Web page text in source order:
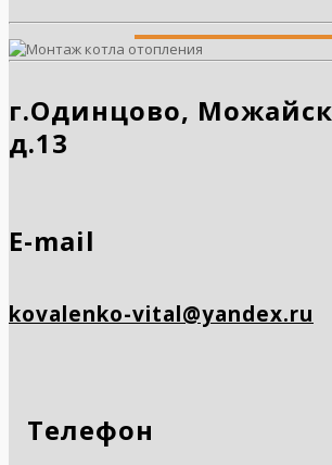
г.Одинцово,
д.13
E-mail
kovalenko-vital@yandex.ru
Телефон